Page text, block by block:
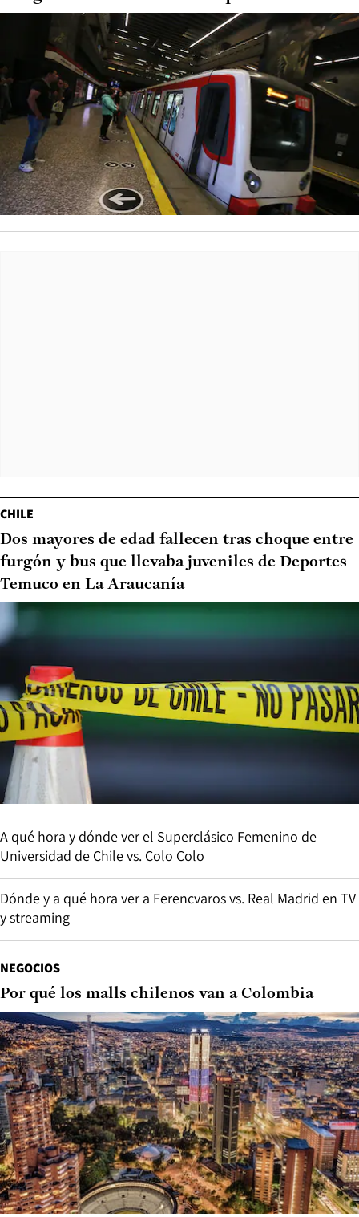
CHILE
Dos mayores de edad fallecen tras choque entre
furgón y bus que llevaba juveniles de Deportes
Temuco en La Araucanía
A qué hora y dónde ver el Superclásico Femenino de
Universidad de Chile vs. Colo Colo
Dónde y a qué hora ver a Ferencvaros vs. Real Madrid en TV
y streaming
NEGOCIOS
Por qué los malls chilenos van a Colombia